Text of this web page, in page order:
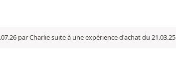
par Charlie suite à une expérience d'achat du 21.03.25